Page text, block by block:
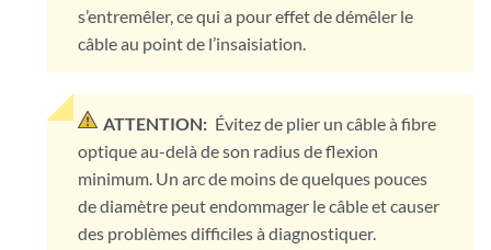
s’entremêler, ce qui a pour effet de démêler le
câble au point de l’insaisiation.
ATTENTION: Évitez de plier un câble à fibre
optique au-delà de son radius de flexion
minimum. Un arc de moins de quelques pouces
de diamètre peut endommager le câble et causer
des problèmes difficiles à diagnostiquer.